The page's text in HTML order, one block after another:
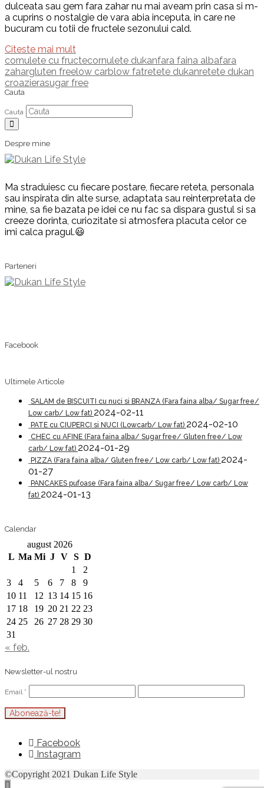
dulceata sau gem fara zahar nu mai aveam prin casa si m-
a cuprins o nostalgie de vara abia inceputa, in care ne
bucuram cu totii de fructele sezonului cald.
Citeste mai mult
cornulete cu fructecornulete dukanfara faina albafara
zahargluten freelow carblow fatretete dukanretete dukan
croazierasugar free
Cauta
Cauta
Despre mine
Ma straduiesc cu fiecare postare, fiecare reteta, personala
sau inspirata din alte surse, adaptata sau reinterpretata de
mine, sa fie bazata pe idei ce nu fac sa dispara gustul si sa
creeze dorinta, curiozitate si atmosfera placuta celor ce
imi calca pragul.😃
Parteneri
Facebook
Ultimele Articole
SALAM de BISCUITI cu nuci si BRANZA (Fara faina alba/ Sugar free/
Low carb/ Low fat) 2024-02-11
PATE cu CIUPERCI si NUCI (Lowcarb/ Low fat) 2024-02-10
CHEC cu AFINE (Fara faina alba/ Sugar free/ Gluten free/ Low
carb/ Low fat) 2024-01-29
PIZZA (Fara faina alba/ Gluten free/ Low carb/ Low fat) 2024-
01-27
PANCAKES pufoase (Fara faina alba/ Sugar free/ Low carb/ Low
fat) 2024-01-13
Calendar
august 2026
L Ma Mi J V S D
1
2
3
4 5 6 7 8
9
10 11 12 13 14 15 16
17 18 19 20 21 22 23
24 25 26 27 28 29 30
31
« feb.
Newsletter-ul nostru
Email *
Facebook
Instagram
©Copyright 2021 Dukan Life Style